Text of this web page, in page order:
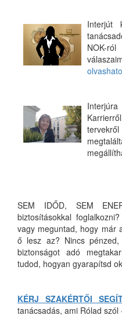
Interjút
NOK-
SEM IDŐD, SEM
biztosításokkal
vagy meguntad, hogy már
ő lesz az? Nincs
biztonságot adó
tudod, hogyan gyarapítsd
KÉRJ SZAKÉRTŐI
tanácsadás, ami Rólad